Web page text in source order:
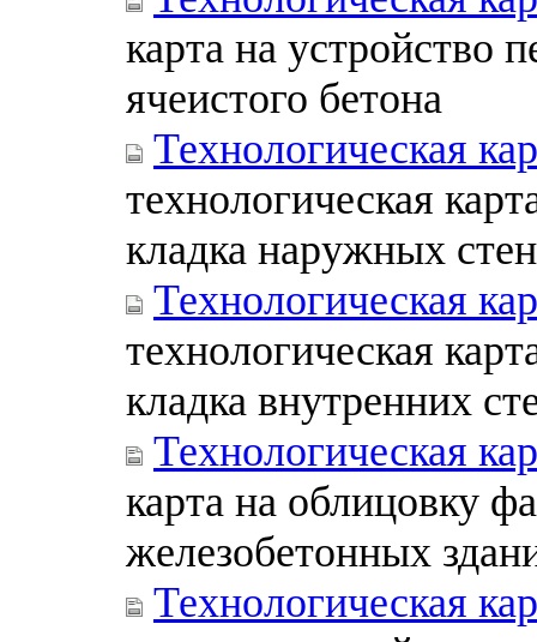
карта на устройство
ячеистого бетона
Технологическая
технологическая
кладка наружных стен
Технологическая
технологическая
кладка внутренних
Технологическая
карта на облицовку
железобетонных
Технологическая